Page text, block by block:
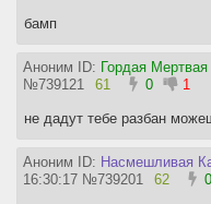
бамп
Аноним ID: Гордая
№739121 61 0 1
не дадут тебе разбан
Аноним ID: Насмешливая
16:30:17 №739201 62 0